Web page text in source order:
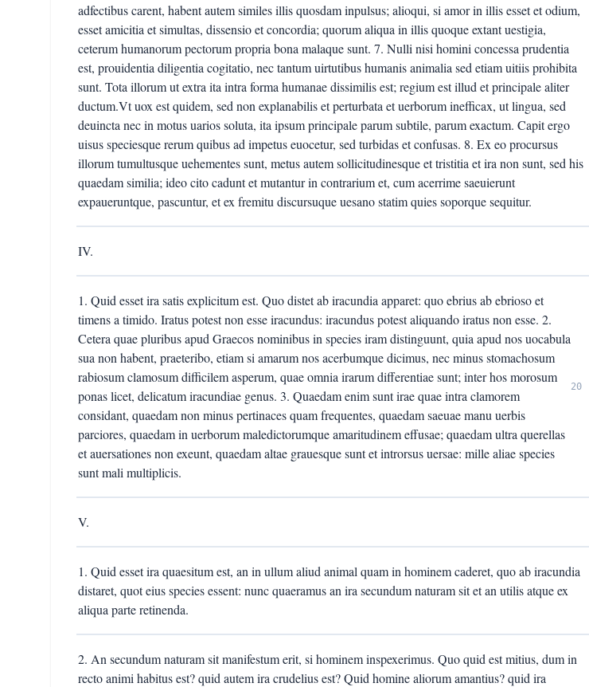
adfectibus carent, habent autem similes illis quosdam inpulsus; alioqui, si amor in illis esset et odium,
esset amicitia et simultas, dissensio et concordia; quorum aliqua in illis quoque extant uestigia,
ceterum humanorum pectorum propria bona malaque sunt. 7. Nulli nisi homini concessa prudentia
est, prouidentia diligentia cogitatio, nec tantum uirtutibus humanis animalia sed etiam uitiis prohibita
sunt. Tota illorum ut extra ita intra forma humanae dissimilis est; regium est illud et principale aliter
ductum.Vt uox est quidem, sed non explanabilis et perturbata et uerborum inefficax, ut lingua, sed
deuincta nec in motus uarios soluta, ita ipsum principale parum subtile, parum exactum. Capit ergo
uisus speciesque rerum quibus ad impetus euocetur, sed turbidas et confusas. 8. Ex eo procursus
illorum tumultusque uehementes sunt, metus autem sollicitudinesque et tristitia et ira non sunt, sed his
quaedam similia; ideo cito cadunt et mutantur in contrarium et, cum acerrime saeuierunt
expaueruntque, pascuntur, et ex fremitu discursuque uesano statim quies soporque sequitur.
IV.
1. Quid esset ira satis explicitum est. Quo distet ab iracundia apparet: quo ebrius ab ebrioso et
timens a timido. Iratus potest non esse iracundus: iracundus potest aliquando iratus non esse. 2.
Cetera quae pluribus apud Graecos nominibus in species iram distinguunt, quia apud nos uocabula
sua non habent, praeteribo, etiam si amarum nos acerbumque dicimus, nec minus stomachosum
rabiosum clamosum difficilem asperum, quae omnia irarum differentiae sunt; inter hos morosum
ponas licet, delicatum iracundiae genus. 3. Quaedam enim sunt irae quae intra clamorem
considant, quaedam non minus pertinaces quam frequentes, quaedam saeuae manu uerbis
parciores, quaedam in uerborum maledictorumque amaritudinem effusae; quaedam ultra querellas
et auersationes non exeunt, quaedam altae grauesque sunt et introrsus uersae: mille aliae species
sunt mali multiplicis.
20
V.
1. Quid esset ira quaesitum est, an in ullum aliud animal quam in hominem caderet, quo ab iracundia
distaret, quot eius species essent: nunc quaeramus an ira secundum naturam sit et an utilis atque ex
aliqua parte retinenda.
2. An secundum naturam sit manifestum erit, si hominem inspexerimus. Quo quid est mitius, dum in
recto animi habitus est? quid autem ira crudelius est? Quid homine aliorum amantius? quid ira